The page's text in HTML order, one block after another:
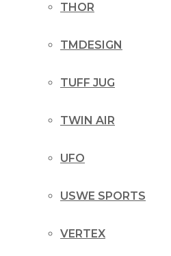
THOR
TMDESIGN
TUFF JUG
TWIN AIR
UFO
USWE SPORTS
VERTEX